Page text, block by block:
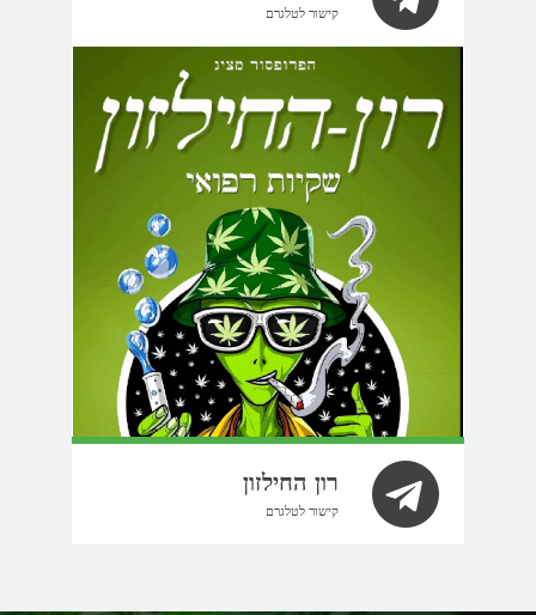
קישור לטלגרם
רון החילזון
קישור לטלגרם